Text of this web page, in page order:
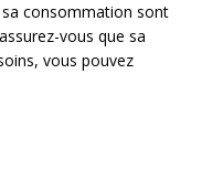
consommation sont
vous que sa
vous pouvez